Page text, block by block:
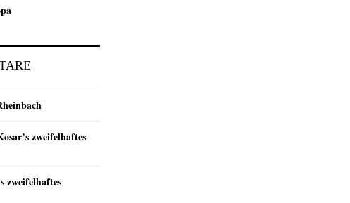
zweifelhaftes
zweifelhaftes